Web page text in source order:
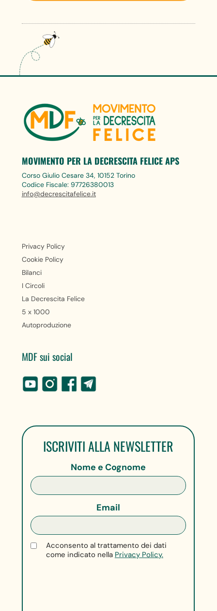
MOVIMENTO PER LA DECRESCITA FELICE APS
Corso Giulio Cesare 34, 10152 Torino
Codice Fiscale: 97726380013
info@decrescitafelice.it
Privacy Policy
Cookie Policy
Bilanci
I Circoli
La Decrescita Felice
5 x 1000
Autoproduzione
MDF sui social
ISCRIVITI ALLA NEWSLETTER
Nome e Cognome
Email
Acconsento al trattamento dei dati
come indicato nella Privacy Policy.